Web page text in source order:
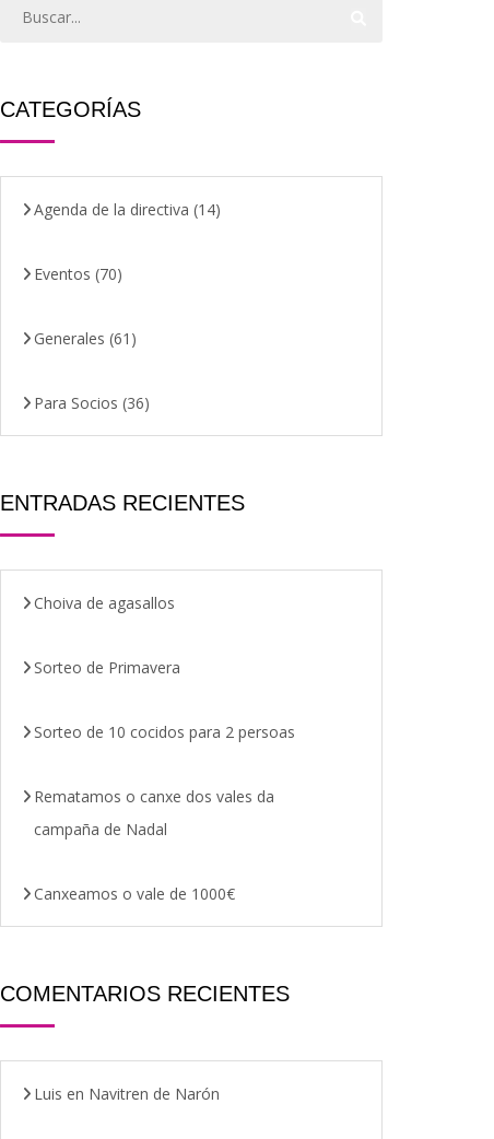
CATEGORÍAS
Agenda de la directiva (14)
Eventos (70)
Generales (61)
Para Socios (36)
ENTRADAS RECIENTES
Choiva de agasallos
Sorteo de Primavera
Sorteo de 10 cocidos para 2 persoas
Rematamos o canxe dos vales da
campaña de Nadal
Canxeamos o vale de 1000€
COMENTARIOS RECIENTES
Luis en Navitren de Narón